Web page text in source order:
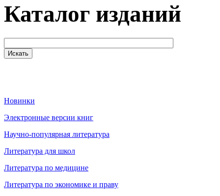
Каталог изданий
Новинки
Электронные версии книг
Научно-популярная литература
Литература для школ
Литература по медицине
Литература по экономике и праву